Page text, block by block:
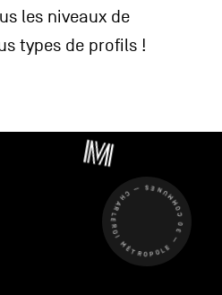
les niveaux de
types de profils !
CHARLEROI MÉTROPOLE — 30 COMMUNES —